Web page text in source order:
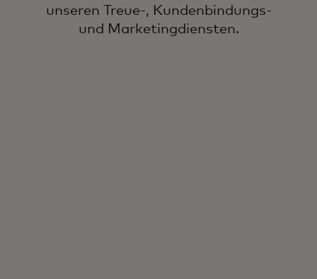
unseren Treue-, Kundenbindungs-
und Marketingdiensten.